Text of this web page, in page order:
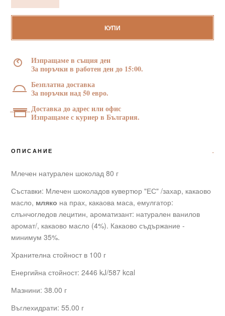
Млечен
натурален
80
КУПИ
Изпращаме в същия ден
За поръчки в работен ден до 15:00.
Безплатна доставка
За поръчки над 50 евро.
Доставка до адрес или офис
Изпращаме с куриер в България.
ОПИСАНИЕ
Млечен натурален шоколад 80 г
Съставки: Млечен шоколадов кувертюр "ЕС" /захар, какаово
масло, мляко на прах, какаова маса, емулгатор:
слънчогледов лецитин, ароматизант: натурален ванилов
аромат/, какаово масло (4%). Какаово съдържание -
минимум 35%.
Хранителна стойност в 100 г
Енергийна стойност: 2446 kJ/587 kcal
Мазнини: 38.00 г
Въглехидрати: 55.00 г